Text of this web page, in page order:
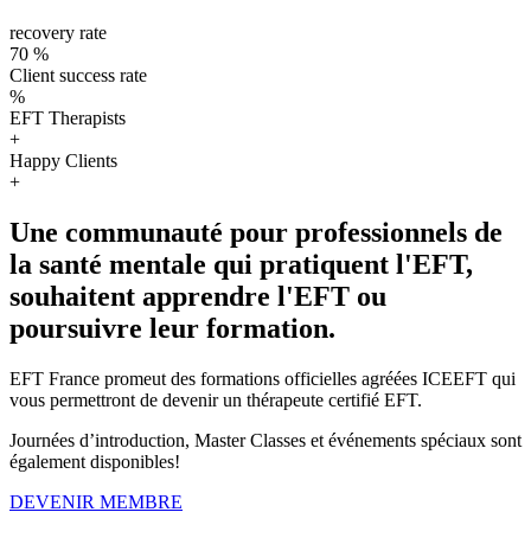
recovery rate
70 %
Client success rate
%
EFT Therapists
+
Happy Clients
+
Une communauté pour professionnels de
la santé mentale qui pratiquent l'EFT,
souhaitent apprendre l'EFT ou
poursuivre leur formation.
EFT France promeut des formations officielles agréées ICEEFT qui
vous permettront de devenir un thérapeute certifié EFT.
Journées d’introduction, Master Classes et événements spéciaux sont
également disponibles!
DEVENIR MEMBRE